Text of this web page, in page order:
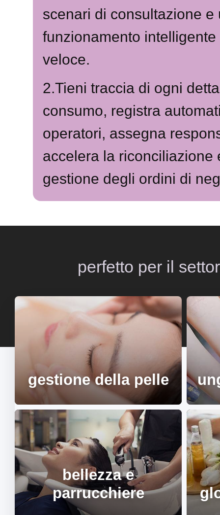
scenari di consultazione e
funzionamento
veloce.
2.Tieni traccia di ogni
consumo, registra
operatori, assegna
accelera la riconciliazione
gestione degli ordini di
perfetto per il
gestione della pelle
bellezza e
parrucchiere